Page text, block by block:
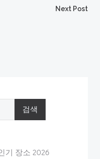
Next Post
검색
기 장소 2026